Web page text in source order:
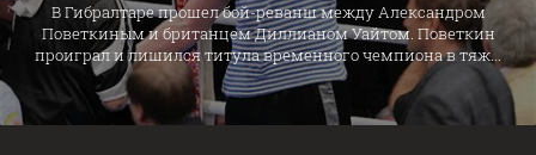
В Гибралтаре прошел бой-реванш между Александром
Поветкиным и британцем Диллианом Уайтом. Поветкин
проиграл и лишился титула временного чемпиона в тяж...